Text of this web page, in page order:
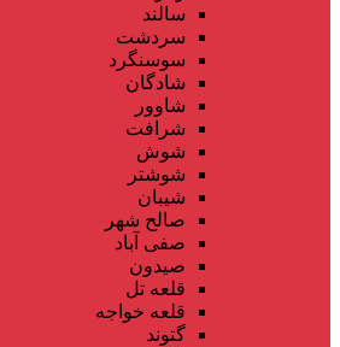
سالند
سردشت
سوسنگرد
شادگان
شاوور
شرافت
شوش
شوشتر
شیبان
صالح شهر
صفی آباد
صیدون
قلعه تل
قلعه خواجه
گتوند